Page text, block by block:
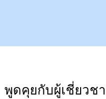
พูดคุยกับผู้เชี่ยวช